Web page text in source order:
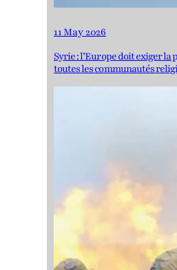
11 May 2026
Syrie : l’Europe doit exiger la
toutes les communautés